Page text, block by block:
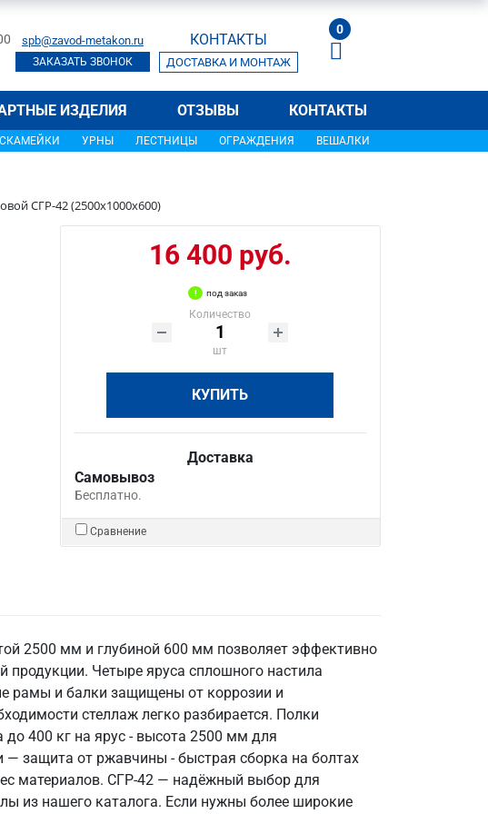
spb@zavod-metakon.ru
ЗАКАЗАТЬ ЗВОНОК
КОНТАКТЫ
ДОСТАВКА И МОНТАЖ
0
ИЗДЕЛИЯ ОТЗЫВЫ КОНТАКТЫ
СКАМЕЙКИ УРНЫ ЛЕСТНИЦЫ ОГРАЖДЕНИЯ ВЕШАЛКИ
СГР-42 (2500х1000х600)
16 400 руб.
под заказ
Количество
шт
КУПИТЬ
Доставка
Самовывоз
Бесплатно.
Сравнение
2500 мм и глубиной 600 мм позволяет эффективно
продукции. Четыре яруса сплошного настила
рамы и балки защищены от коррозии и
стеллаж легко разбирается. Полки
400 кг на ярус - высота 2500 мм для
— защита от ржавчины - быстрая сборка на болтах
материалов. СГР-42 — надёжный выбор для
из нашего каталога. Если нужны более широкие